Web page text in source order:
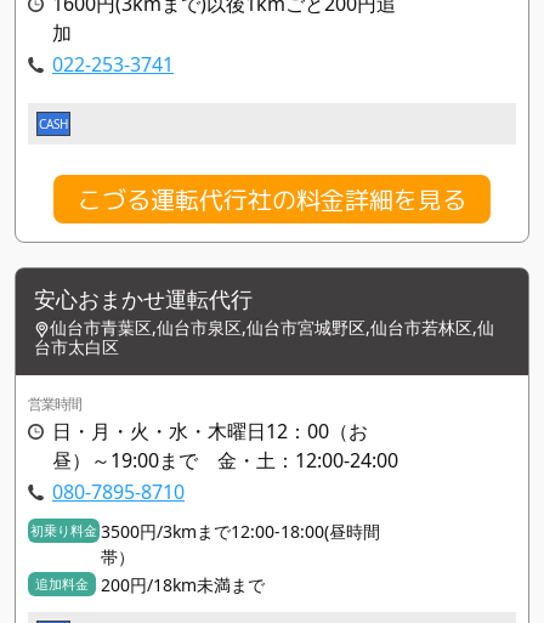
加
022-253-3741
CASH
こづる運転代行社の料金詳細を見る
安心おまかせ運転代行
仙台市青葉区,仙台市泉区,仙台市宮城野区,仙台市若林区,仙
台市太白区
営業時間
日・月・火・水・木曜日12：00（お
昼）～19:00まで 金・土：12:00-24:00
080-7895-8710
初乗り料金 3500円/3kmまで12:00-18:00(昼時間
帯）
追加料金 200円/18km未満まで